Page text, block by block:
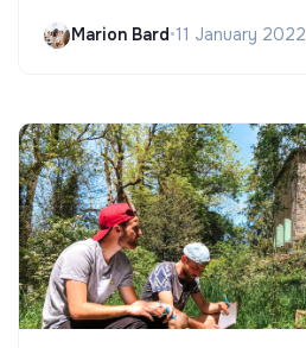
Marion Bard•11 January 2022